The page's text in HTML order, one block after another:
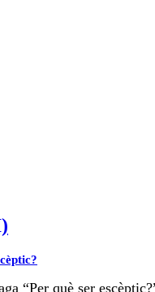
“Per què ser